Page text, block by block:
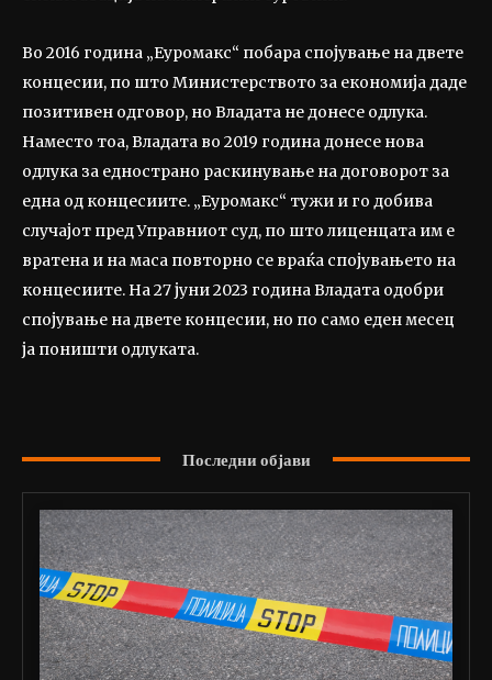
Во 2016 година „Еуромакс“ побара спојување на двете
концесии, по што Министерството за економија даде
позитивен одговор, но Владата не донесе одлука.
Наместо тоа, Владата во 2019 година донесе нова
одлука за еднострано раскинување на договорот за
една од концесиите. „Еуромакс“ тужи и го добива
случајот пред Управниот суд, по што лиценцата им е
вратена и на маса повторно се враќа спојувањето на
концесиите. На 27 јуни 2023 година Владата одобри
спојување на двете концесии, но по само еден месец
ја поништи одлуката.
Последни објави